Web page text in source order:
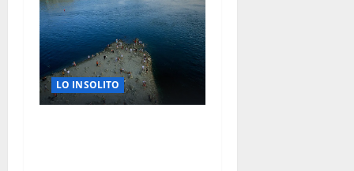
LO INSOLITO